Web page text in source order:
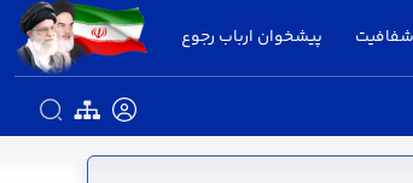
پیشخوان ارباب رجوع